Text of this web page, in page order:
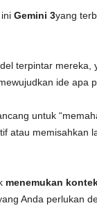
Gemini 3yang
terpintar mereka,
ide apa
untuk
atau memisahkan
menemukan
Anda perlukan